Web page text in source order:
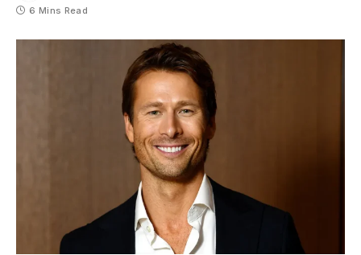
6 Mins Read